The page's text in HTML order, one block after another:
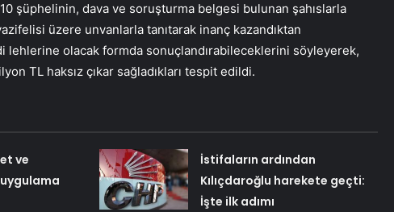
şüphelinin, dava ve soruşturma belgesi bulunan şahıslarla
üzere unvanlarla tanıtarak inanç kazandıktan
lehlerine olacak formda sonuçlandırabileceklerini söyleyerek,
TL haksız çıkar sağladıkları tespit edildi.
ve
İstifaların ardından
Kılıçdaroğlu harekete geçti:
İşte ilk adımı